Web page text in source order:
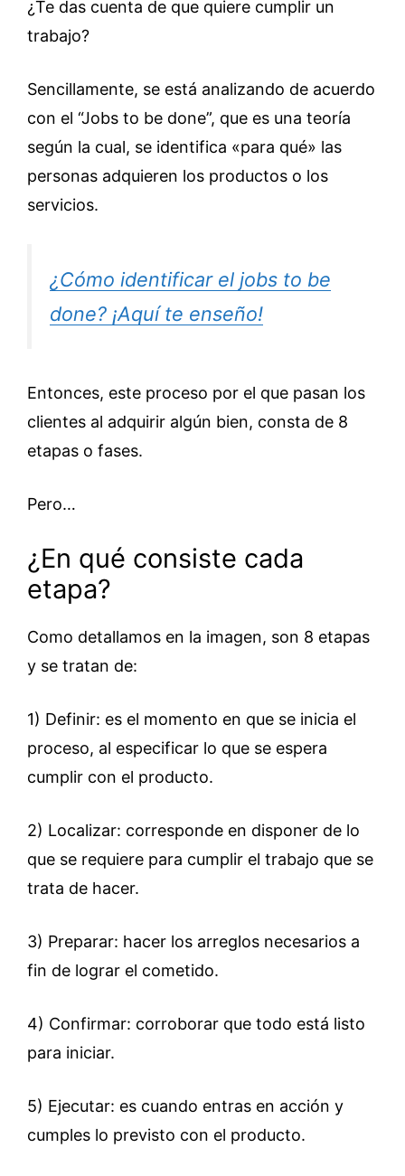
¿Te das cuenta de que quiere cumplir un
trabajo?
Sencillamente, se está analizando de acuerdo
con el “Jobs to be done”, que es una teoría
según la cual, se identifica «para qué» las
personas adquieren los productos o los
servicios.
¿Cómo identificar el jobs to be
done? ¡Aquí te enseño!
Entonces, este proceso por el que pasan los
clientes al adquirir algún bien, consta de 8
etapas o fases.
Pero…
¿En qué consiste cada
etapa?
Como detallamos en la imagen, son 8 etapas
y se tratan de:
1) Definir: es el momento en que se inicia el
proceso, al especificar lo que se espera
cumplir con el producto.
2) Localizar: corresponde en disponer de lo
que se requiere para cumplir el trabajo que se
trata de hacer.
3) Preparar: hacer los arreglos necesarios a
fin de lograr el cometido.
4) Confirmar: corroborar que todo está listo
para iniciar.
5) Ejecutar: es cuando entras en acción y
cumples lo previsto con el producto.